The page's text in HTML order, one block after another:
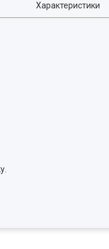
Характеристики